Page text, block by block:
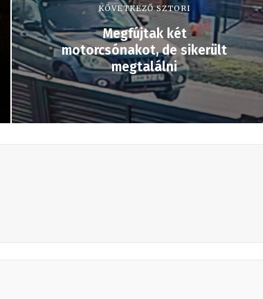
KÖVETKEZŐ SZTORI
Megfújtak két
motorcsónakot, de sikerült
megtalálni